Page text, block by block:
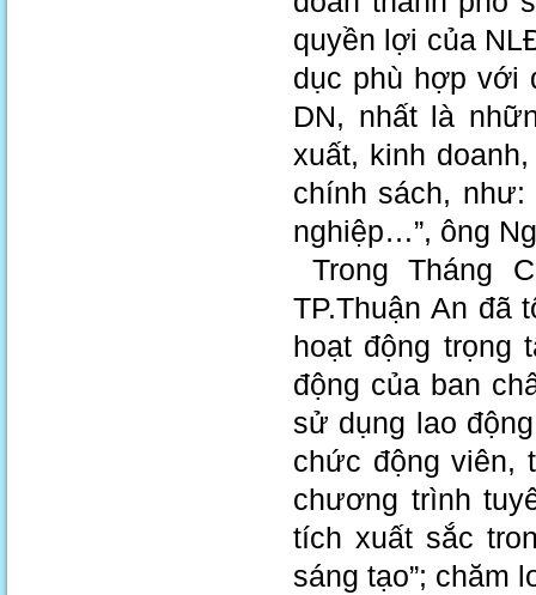
quyền lợi của
dục phù hợp với
DN, nhất là
xuất, kinh
chính sách,
nghiệp…”, ông
Trong Tháng
TP.Thuận An đã
hoạt động trọng
động của ban
sử dụng lao
chức động viên,
chương trình
tích xuất sắc
sáng tạo”; chăm